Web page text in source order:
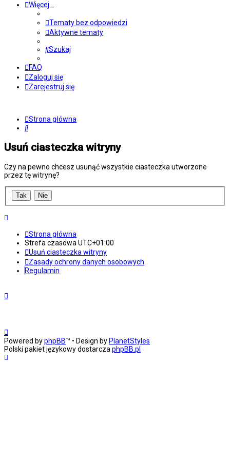
Więcej…
Tematy bez odpowiedzi
Aktywne tematy
Szukaj
FAQ
Zaloguj się
Zarejestruj się
Strona główna
Szukaj
Usuń ciasteczka witryny
Czy na pewno chcesz usunąć wszystkie ciasteczka utworzone
przez tę witrynę?
Strona główna
Strefa czasowaUTC+01:00
Usuń ciasteczka witryny
Zasady ochrony danych osobowych
Regulamin
Powered byphpBB™ • Design by PlanetStyles
Polski pakiet językowy dostarczaphpBB.pl